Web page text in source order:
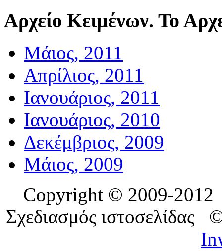
Αρχείο Κειμένων. Το
Μάιος, 2011
Απρίλιος, 2011
Ιανουάριος, 2011
Ιανουάριος, 2010
Δεκέμβριος, 2009
Μάιος, 2009
Copyright © 2009-
Σχεδιασμός